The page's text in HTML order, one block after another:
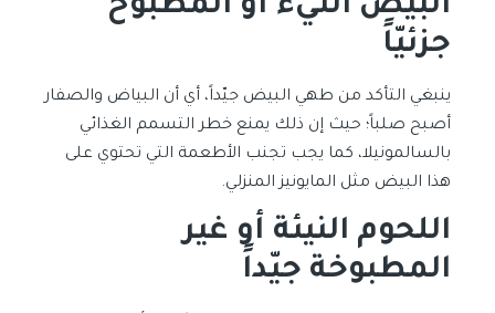
البيض النيء أو المطبوخ
جزئيّاً
ينبغي التأكد من طهي البيض جيّداً، أي أن البياض والصفار
أصبح صلباً؛ حيث إن ذلك يمنع خطر التسمم الغذائي
بالسالمونيلا، كما يجب تجنب الأطعمة التي تحتوي على
هذا البيض مثل المايونيز المنزلي.
اللحوم النيئة أو غير
المطبوخة جيّداً